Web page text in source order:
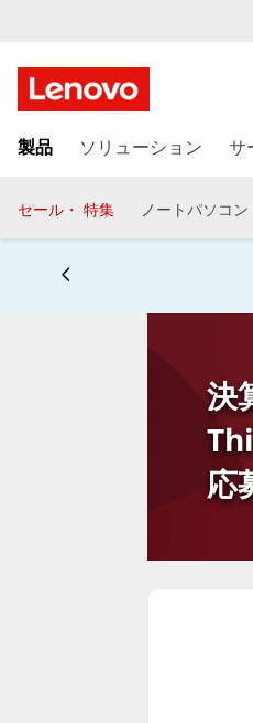
ス
ク
ッ
イ
コ
ン
製品 ソリューション サ
セール・ 特集 ノートパソコン
決
応